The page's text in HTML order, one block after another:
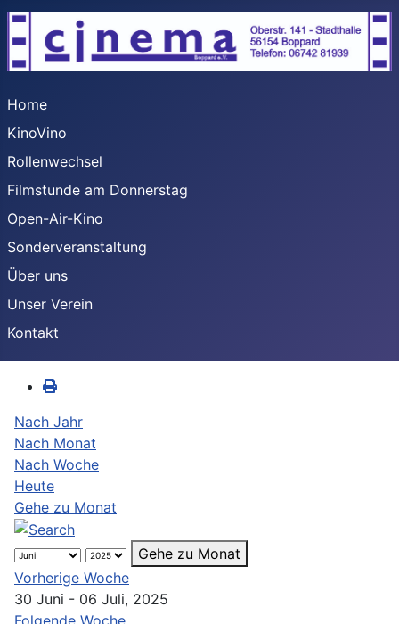
Home
KinoVino
Rollenwechsel
Filmstunde am Donnerstag
Open-Air-Kino
Sonderveranstaltung
Über uns
Unser Verein
Kontakt
Nach Jahr
Nach Monat
Nach Woche
Heute
Gehe zu Monat
Gehe zu Monat
Vorherige Woche
30 Juni - 06 Juli, 2025